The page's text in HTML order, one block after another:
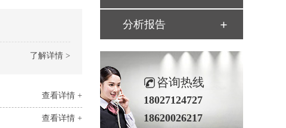
了解详情 >
查看详情 +
查看详情 +
分析报告
咨询热线
18027124727
18620026217